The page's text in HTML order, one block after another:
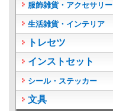
服飾雑貨・アクセサリー
生活雑貨・インテリア
トレセツ
インストセット
シール・ステッカー
文具